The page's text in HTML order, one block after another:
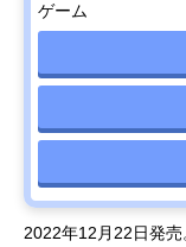
ゲーム
2022年12月22日発